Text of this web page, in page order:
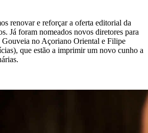
renovar e reforçar a oferta editorial da
Já foram nomeados novos diretores para
Gouveia no Açoriano Oriental e Filipe
que estão a imprimir um novo cunho a